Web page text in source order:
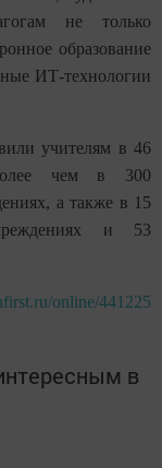
не только
образование
ИТ-технологии
учителям в 46
чем в 300
а также в 15
и 53
online/441225
в